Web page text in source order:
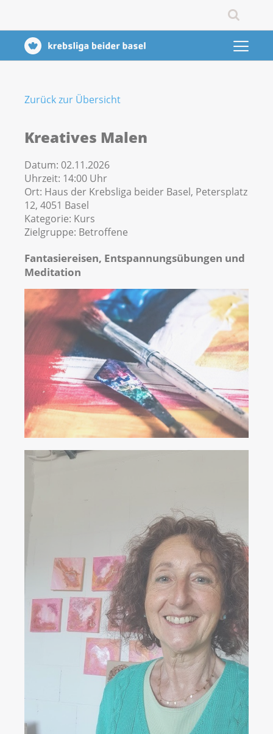
Zurück zur Übersicht
Kreatives Malen
Datum: 02.11.2026
Uhrzeit: 14:00 Uhr
Ort: Haus der Krebsliga beider Basel, Petersplatz
12, 4051 Basel
Kategorie: Kurs
Zielgruppe: Betroffene
Fantasiereisen, Entspannungsübungen und
Meditation